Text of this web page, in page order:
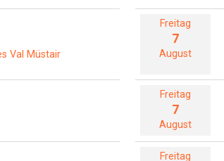
Val Müstair
Freitag
7
August
Freitag
7
August
Freitag